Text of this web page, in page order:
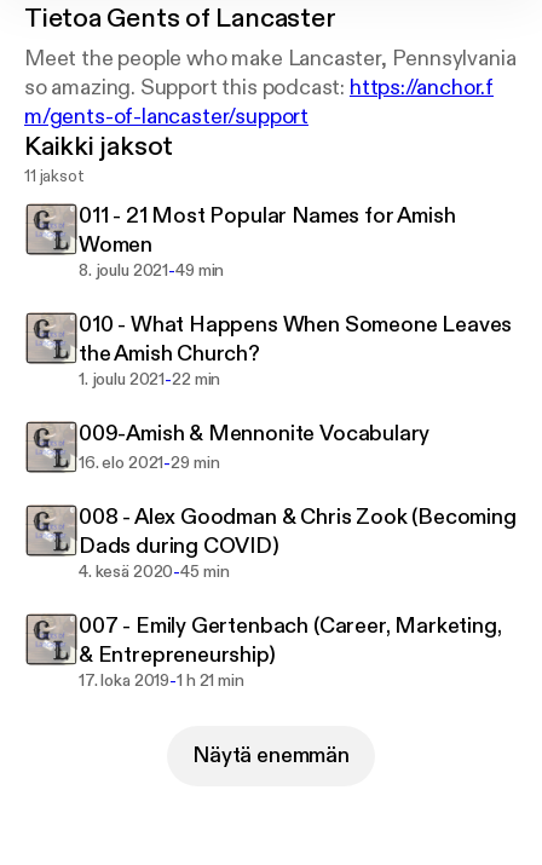
Tietoa Gents of Lancaster
Meet the people who make Lancaster, Pennsylvania
so amazing. Support this podcast: https://anchor.f
m/gents-of-lancaster/support
Kaikki jaksot
11 jaksot
011 - 21 Most Popular Names for Amish
Women
8. joulu 2021-49 min
010 - What Happens When Someone Leaves
the Amish Church?
1. joulu 2021-22 min
009-Amish & Mennonite Vocabulary
16. elo 2021-29 min
008 - Alex Goodman & Chris Zook (Becoming
Dads during COVID)
4. kesä 2020-45 min
007 - Emily Gertenbach (Career, Marketing,
& Entrepreneurship)
17. loka 2019-1 h 21 min
Näytä enemmän